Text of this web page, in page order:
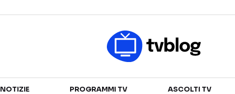
NOTIZIE PROGRAMMI TV ASCOLTI TV